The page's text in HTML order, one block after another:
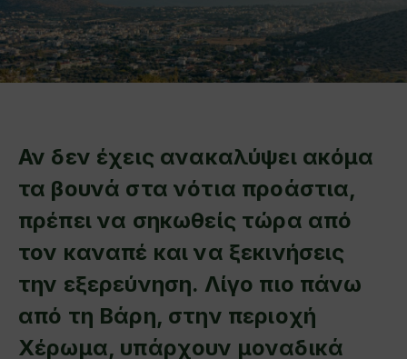
Αν δεν έχεις ανακαλύψει ακόμα
τα βουνά στα νότια προάστια,
πρέπει να σηκωθείς τώρα από
τον καναπέ και να ξεκινήσεις
την εξερεύνηση. Λίγο πιο πάνω
από τη Βάρη, στην περιοχή
Χέρωμα, υπάρχουν μοναδικά